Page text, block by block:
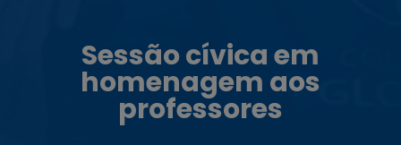
Sessão cívica em
homenagem aos
professores